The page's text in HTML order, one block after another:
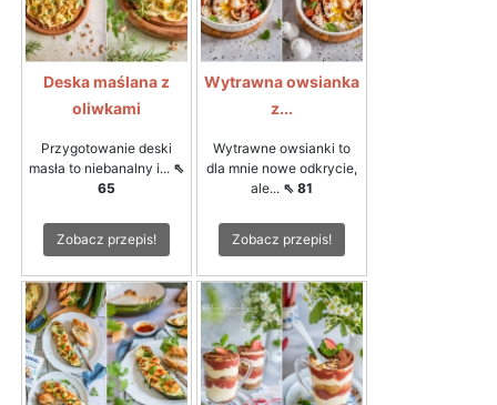
Deska maślana z
oliwkami
Przygotowanie deski
masła to niebanalny i... ⇖
65
Zobacz przepis!
Wytrawna owsianka
z...
Wytrawne owsianki to
dla mnie nowe odkrycie,
ale... ⇖ 81
Zobacz przepis!